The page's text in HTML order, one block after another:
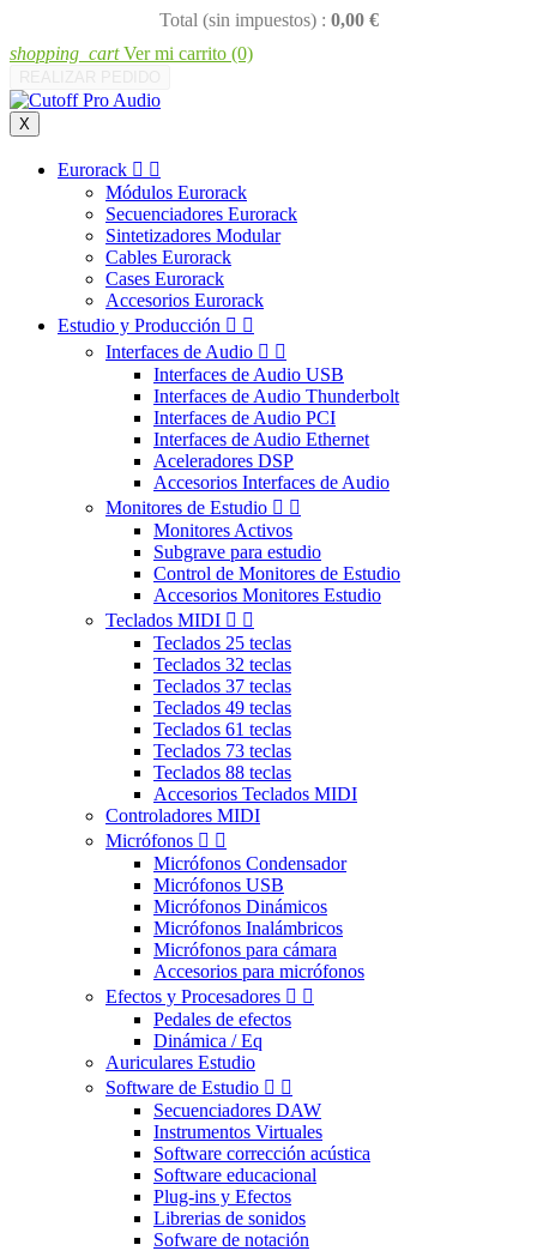
Total (sin impuestos) : 0,00 €
shopping_cart Ver mi carrito (0)
X
Eurorack  
Módulos Eurorack
Secuenciadores Eurorack
Sintetizadores Modular
Cables Eurorack
Cases Eurorack
Accesorios Eurorack
Estudio y Producción  
Interfaces de Audio  
Interfaces de Audio USB
Interfaces de Audio Thunderbolt
Interfaces de Audio PCI
Interfaces de Audio Ethernet
Aceleradores DSP
Accesorios Interfaces de Audio
Monitores de Estudio  
Monitores Activos
Subgrave para estudio
Control de Monitores de Estudio
Accesorios Monitores Estudio
Teclados MIDI  
Teclados 25 teclas
Teclados 32 teclas
Teclados 37 teclas
Teclados 49 teclas
Teclados 61 teclas
Teclados 73 teclas
Teclados 88 teclas
Accesorios Teclados MIDI
Controladores MIDI
Micrófonos  
Micrófonos Condensador
Micrófonos USB
Micrófonos Dinámicos
Micrófonos Inalámbricos
Micrófonos para cámara
Accesorios para micrófonos
Efectos y Procesadores  
Pedales de efectos
Dinámica / Eq
Auriculares Estudio
Software de Estudio  
Secuenciadores DAW
Instrumentos Virtuales
Software corrección acústica
Software educacional
Plug-ins y Efectos
Librerias de sonidos
Sofware de notación